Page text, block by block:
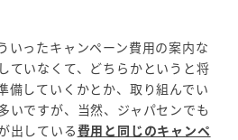
いったキャンペーン費用の案内な
ていなくて、どちらかというと将
備していくかとか、取り組んでい
いですが、当然、ジャパセンでも
出している費用と同じのキャンペ